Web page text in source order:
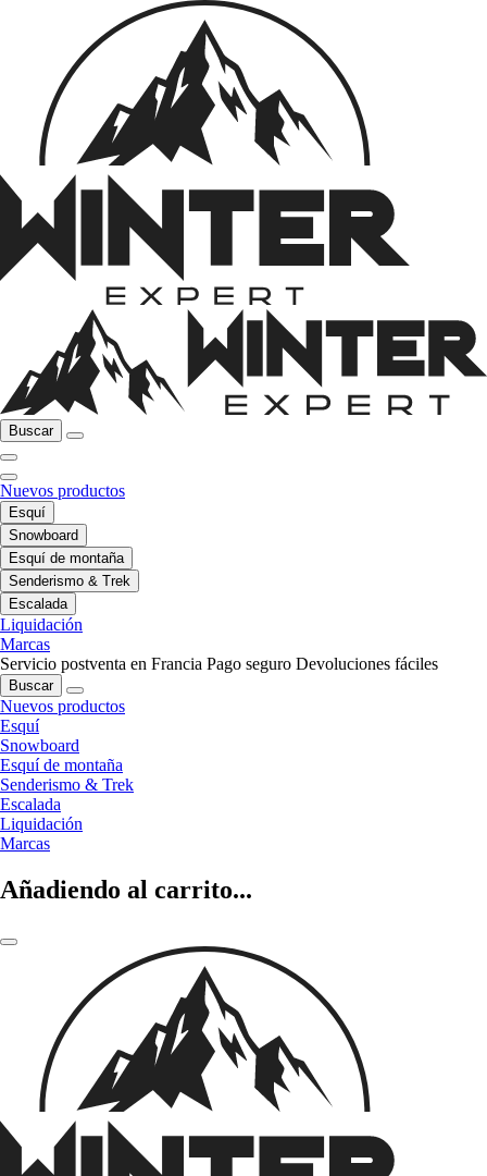
Buscar
Nuevos productos
Esquí
Snowboard
Esquí de montaña
Senderismo & Trek
Escalada
Liquidación
Marcas
Servicio postventa en Francia Pago seguro Devoluciones fáciles
Buscar
Nuevos productos
Esquí
Snowboard
Esquí de montaña
Senderismo & Trek
Escalada
Liquidación
Marcas
Añadiendo al carrito...